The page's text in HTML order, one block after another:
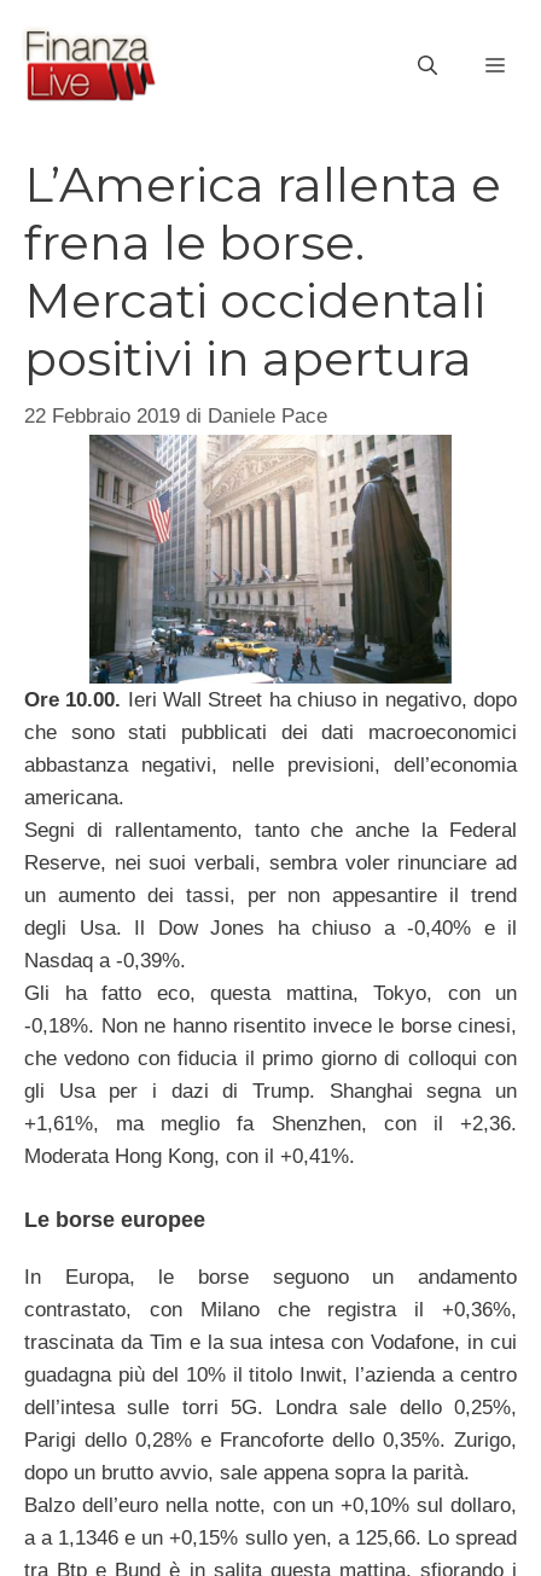
contenuto
L’America rallenta e
frena le borse.
Mercati occidentali
positivi in apertura
22 Febbraio 2019 di Daniele Pace
Ore 10.00. Ieri Wall Street ha chiuso in negativo, dopo
che sono stati pubblicati dei dati macroeconomici
abbastanza negativi, nelle previsioni, dell’economia
americana.
Segni di rallentamento, tanto che anche la Federal
Reserve, nei suoi verbali, sembra voler rinunciare ad
un aumento dei tassi, per non appesantire il trend
degli Usa. Il Dow Jones ha chiuso a -0,40% e il
Nasdaq a -0,39%.
Gli ha fatto eco, questa mattina, Tokyo, con un
-0,18%. Non ne hanno risentito invece le borse cinesi,
che vedono con fiducia il primo giorno di colloqui con
gli Usa per i dazi di Trump. Shanghai segna un
+1,61%, ma meglio fa Shenzhen, con il +2,36.
Moderata Hong Kong, con il +0,41%.
Le borse europee
In Europa, le borse seguono un andamento
contrastato, con Milano che registra il +0,36%,
trascinata da Tim e la sua intesa con Vodafone, in cui
guadagna più del 10% il titolo Inwit, l’azienda a centro
dell’intesa sulle torri 5G. Londra sale dello 0,25%,
Parigi dello 0,28% e Francoforte dello 0,35%. Zurigo,
dopo un brutto avvio, sale appena sopra la parità.
Balzo dell’euro nella notte, con un +0,10% sul dollaro,
a a 1,1346 e un +0,15% sullo yen, a 125,66. Lo spread
tra Btp e Bund è in salita questa mattina, sfiorando i